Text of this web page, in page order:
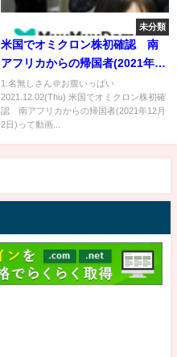
未分類
米国でオミクロン株初確認 南
アフリカからの帰国者(2021年12
月2日)
1:名無しさん＠お腹いっぱい
2021.12.02(Thu) 米国でオミクロン株初確
認 南アフリカからの帰国者(2021年12月
2日)って動画...